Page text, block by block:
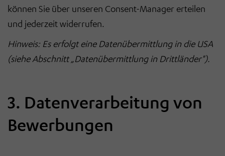
können Sie über unseren Consent-Manager erteilen
und jederzeit widerrufen.
Hinweis: Es erfolgt eine Datenübermittlung in die USA
(siehe Abschnitt „Datenübermittlung in Drittländer").
3. Datenverarbeitung von
Bewerbungen